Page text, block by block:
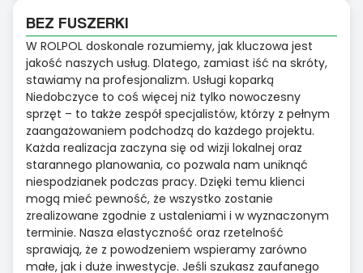
BEZ FUSZERKI
W ROLPOL doskonale rozumiemy, jak kluczowa jest
jakość naszych usług. Dlatego, zamiast iść na skróty,
stawiamy na profesjonalizm. Usługi koparką
Niedobczyce to coś więcej niż tylko nowoczesny
sprzęt – to także zespół specjalistów, którzy z pełnym
zaangażowaniem podchodzą do każdego projektu.
Każda realizacja zaczyna się od wizji lokalnej oraz
starannego planowania, co pozwala nam uniknąć
niespodzianek podczas pracy. Dzięki temu klienci
mogą mieć pewność, że wszystko zostanie
zrealizowane zgodnie z ustaleniami i w wyznaczonym
terminie. Nasza elastyczność oraz rzetelność
sprawiają, że z powodzeniem wspieramy zarówno
małe, jak i duże inwestycje. Jeśli szukasz zaufanego